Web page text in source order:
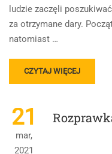
ludzie zaczęli
za otrzymane dary.
natomiast …
READ
MORE
PRZYKŁAD
ROZPRAWKI
40
CZYTAJ WIĘCEJ
21
mar,
2021